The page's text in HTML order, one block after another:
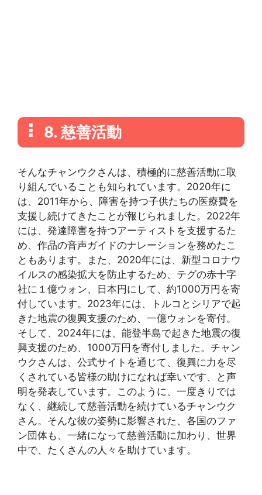
8. 慈善活動
そんなチャンウクさんは、積極的に慈善活動に取
り組んでいることも知られています。2020年に
は、2011年から、障害を持つ子供たちの医療費を
支援し続けてきたことが報じられました。2022年
には、発達障害を持つアーティストを支援するた
め、作品の音声ガイドのナレーションを務めたこ
ともあります。また、2020年には、新型コロナウ
イルスの感染拡大を防止するため、テグの赤十字
社に１億ウォン、日本円にして、約1000万円を寄
付しています。2023年には、トルコとシリアで起
きた地震の復興支援のため、一億ウォンを寄付。
そして、2024年には、能登半島で起きた地震の復
興支援のため、1000万円を寄付しました。チャン
ウクさんは、公式サイトを通じて、復興に力を尽
くされている皆様の助けになれば幸いです、と声
明を発表しています。このように、一度きりでは
なく、継続して慈善活動を続けているチャンウク
さん。そんな彼の姿勢に影響された、各国のファ
ン団体も、一緒になって慈善活動に加わり、世界
中で、たくさんの人々を助けています。